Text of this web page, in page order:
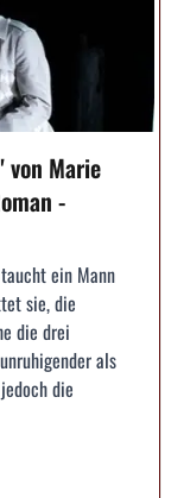
von Marie
-
ein Mann
sie, die
die drei
als
die